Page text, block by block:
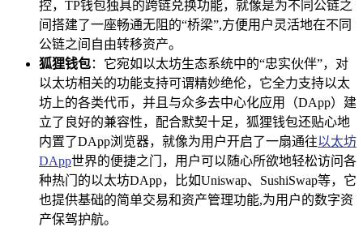
控，TP钱包独具的跨链兑换功能，就像是为不同公链之
间搭建了一座畅通无阻的“桥梁”,方便用户灵活地在不同
公链之间自由转移资产。
狐狸钱包：它宛如以太坊生态系统中的“忠实伙伴”，对
以太坊相关的功能支持可谓精妙绝伦，它全力支持以太
坊上的各类代币，并且与众多去中心化应用（DApp）建
立了良好的兼容性，配合默契十足，狐狸钱包还贴心地
内置了DApp浏览器，就像为用户开启了一扇通往以太坊
DApp世界的便捷之门，用户可以随心所欲地轻松访问各
种热门的以太坊DApp，比如Uniswap、SushiSwap等，它
也提供基础的简单交易和资产管理功能,为用户的数字资
产保驾护航。